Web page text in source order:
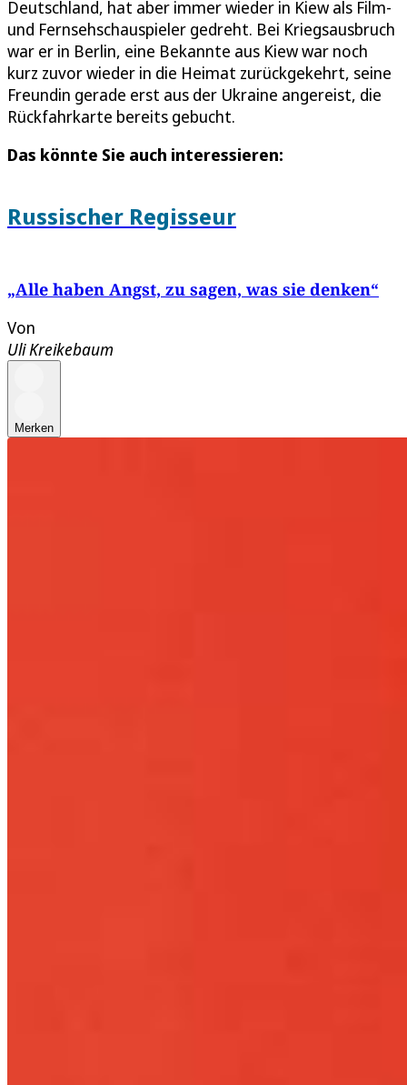
Deutschland, hat aber immer wieder in Kiew als Film-
und Fernsehschauspieler gedreht. Bei Kriegsausbruch
war er in Berlin, eine Bekannte aus Kiew war noch
kurz zuvor wieder in die Heimat zurückgekehrt, seine
Freundin gerade erst aus der Ukraine angereist, die
Rückfahrkarte bereits gebucht.
Das könnte Sie auch interessieren:
Russischer Regisseur
„Alle haben Angst, zu sagen, was sie denken“
Von
Uli Kreikebaum
Merken